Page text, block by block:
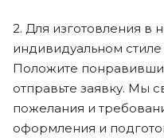
2. Для изготовления в
индивидуальном стиле
Положите
отправьте заявку. Мы
пожелания и
оформления и